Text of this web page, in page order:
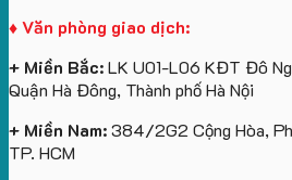
♦ Văn phòng giao dịch:
+ Miền Bắc:LK U01-L06 KĐT Đô
Quận Hà Đông, Thành phố Hà Nội
+ Miền Nam:384/2G2 Cộng Hòa,
TP. HCM